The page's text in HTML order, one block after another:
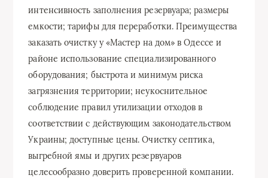
интенсивность заполнения резервуара; размеры
емкости; тарифы для переработки. Преимущества
заказать очистку у «Мастер на дом» в Одессе и
районе использование специализированного
оборудования; быстрота и минимум риска
загрязнения территории; неукоснительное
соблюдение правил утилизации отходов в
соответствии с действующим законодательством
Украины; доступные цены. Очистку септика,
выгребной ямы и других резервуаров
целесообразно доверить проверенной компании.